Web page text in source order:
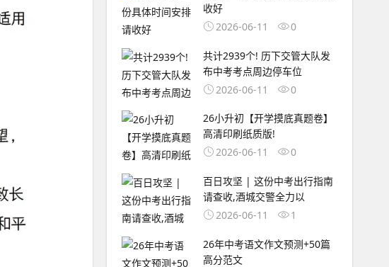
收好
2026-06-11
0
共计2939个! 历下交管大队发
布中考考点周边停车位
2026-06-11
0
26小升初【开学摸底真题卷】
高清印刷纸质版!
2026-06-11
0
百日攻坚 | 这份中考出行指南
请查收,酒城交警全力以
2026-06-11
1
26年中考语文作文预测+50篇
高分范文